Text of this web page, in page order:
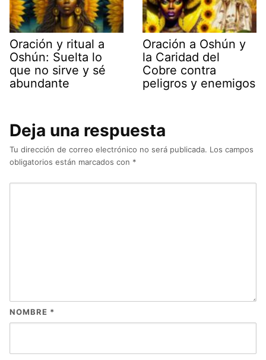
Oración y ritual a
Oshún: Suelta lo
que no sirve y sé
abundante
Oración a Oshún y
la Caridad del
Cobre contra
peligros y enemigos
Deja una respuesta
Tu dirección de correo electrónico no será publicada. Los campos
obligatorios están marcados con *
NOMBRE *